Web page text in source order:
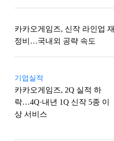
카카오게임즈, 신작 라인업 재
정비…국내외 공략 속도
기업실적
카카오게임즈, 2Q 실적 하
락…4Q·내년 1Q 신작 5종 이
상 서비스